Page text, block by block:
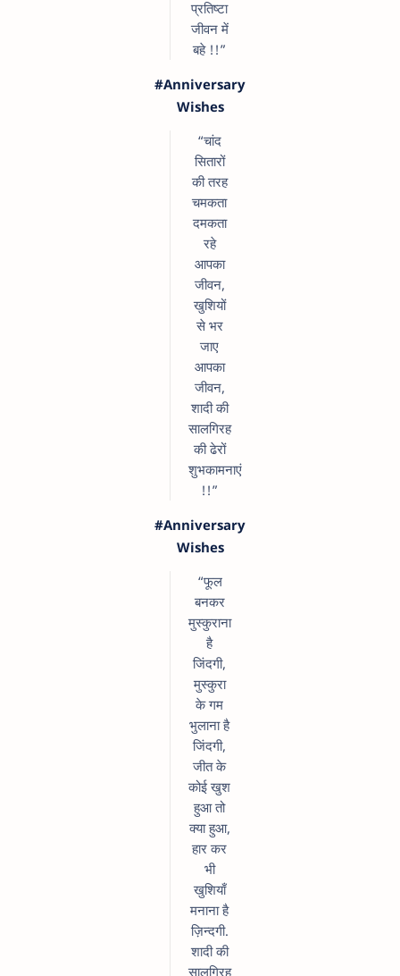
प्रतिष्टा
जीवन में
बहे !!”
#Anniversary
Wishes
“चांद
सितारों
की तरह
चमकता
दमकता
रहे
आपका
जीवन,
खुशियों
से भर
जाए
आपका
जीवन,
शादी की
सालगिरह
की ढेरों
शुभकामनाएं
!!”
#Anniversary
Wishes
“फूल
बनकर
मुस्कुराना
है
जिंदगी,
मुस्कुरा
के गम
भुलाना है
जिंदगी,
जीत के
कोई खुश
हुआ तो
क्या हुआ,
हार कर
भी
खुशियाँ
मनाना है
ज़िन्दगी.
शादी की
सालगिरह